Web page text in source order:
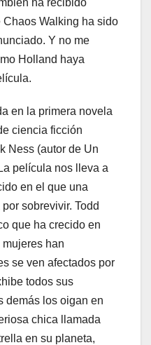
ha recibido
Walking ha sido
Y no me
Holland haya
en la primera novela
ciencia ficción
Ness (autor de Un
película nos lleva a
en el que una
sobrevivir. Todd
que ha crecido en
han
se ven afectados por
todos sus
demás los oigan en
chica llamada
en su planeta,